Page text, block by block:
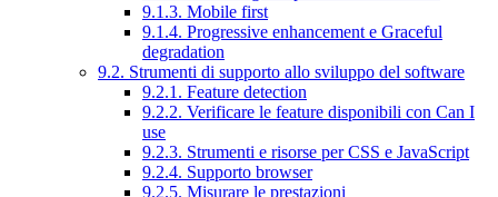
9.1.3. Mobile first
9.1.4. Progressive enhancement e Graceful
degradation
9.2. Strumenti di supporto allo sviluppo del software
9.2.1. Feature detection
9.2.2. Verificare le feature disponibili con Can I
use
9.2.3. Strumenti e risorse per CSS e JavaScript
9.2.4. Supporto browser
9.2.5. Misurare le prestazioni